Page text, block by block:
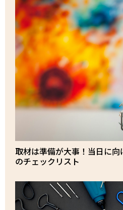
取材は準備が大事！当日に
のチェックリスト